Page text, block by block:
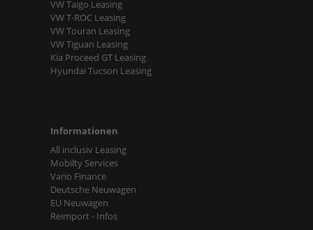
VW Taigo Leasing
VW T-ROC Leasing
VW Touran Leasing
VW Tiguan Leasing
Kia Proceed GT Leasing
Hyundai Tucson Leasing
Informationen
All inclusiv Leasing
Mobilty Services
Vario Finance
Deutsche Neuwagen
EU Neuwagen
Reimport - Infos